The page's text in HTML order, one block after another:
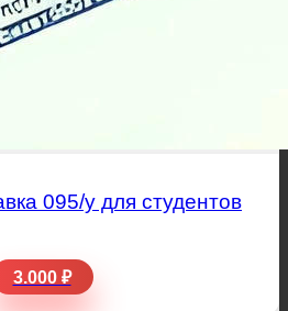
095/у для студентов
3.000 ₽